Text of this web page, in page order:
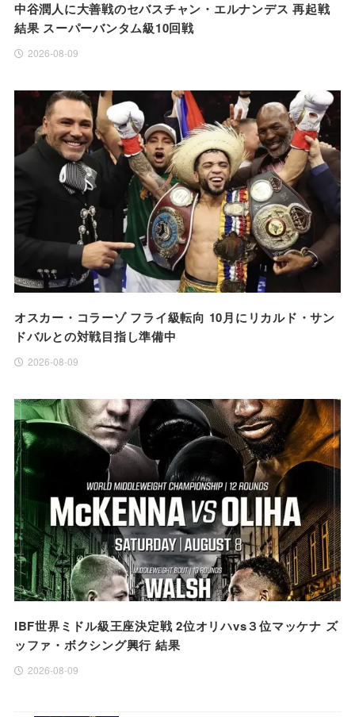
中谷潤人に大善戦のセバスチャン・エルナンデス 再起戦
結果 スーパーバンタム級10回戦
2026-08-09
オスカー・コラーゾ フライ級転向 10月にリカルド・サン
ドバルとの対戦目指し準備中
2026-08-09
IBF世界ミドル級王座決定戦 2位オリハvs３位マッケナ ズ
ッファ・ボクシング興行 結果
2026-08-09